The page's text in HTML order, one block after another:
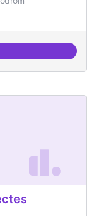
i tradicional